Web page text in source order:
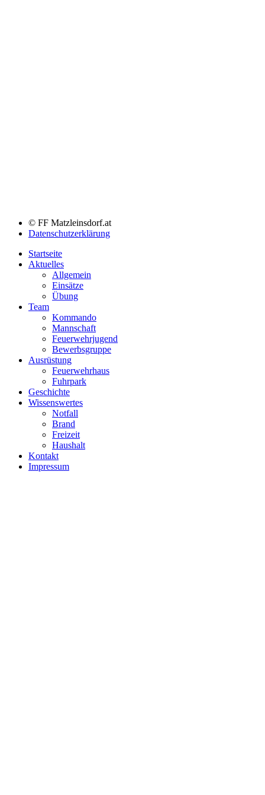
© FF Matzleinsdorf.at
Datenschutzerklärung
Startseite
Aktuelles
Allgemein
Einsätze
Übung
Team
Kommando
Mannschaft
Feuerwehrjugend
Bewerbsgruppe
Ausrüstung
Feuerwehrhaus
Fuhrpark
Geschichte
Wissenswertes
Notfall
Brand
Freizeit
Haushalt
Kontakt
Impressum